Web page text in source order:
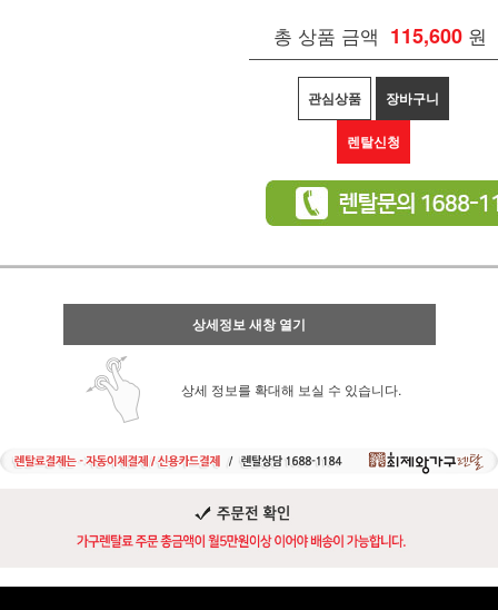
총 상품 금액 115,600 원
관심상품 장바구니
렌탈신청
상세정보 새창 열기
상세 정보를 확대해 보실 수 있습니다.